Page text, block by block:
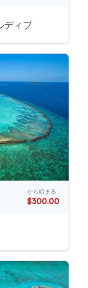
ディブ
から始まる
$300.00